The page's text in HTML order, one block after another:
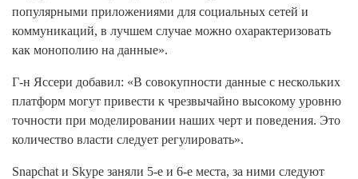
популярными приложениями для социальных сетей и
коммуникаций, в лучшем случае можно охарактеризовать
как монополию на данные».
Г-н Яссери добавил: «В совокупности данные с нескольких
платформ могут привести к чрезвычайно высокому уровню
точности при моделировании наших черт и поведения. Это
количество власти следует регулировать».
Snapchat и Skype заняли 5-е и 6-е места, за ними следуют